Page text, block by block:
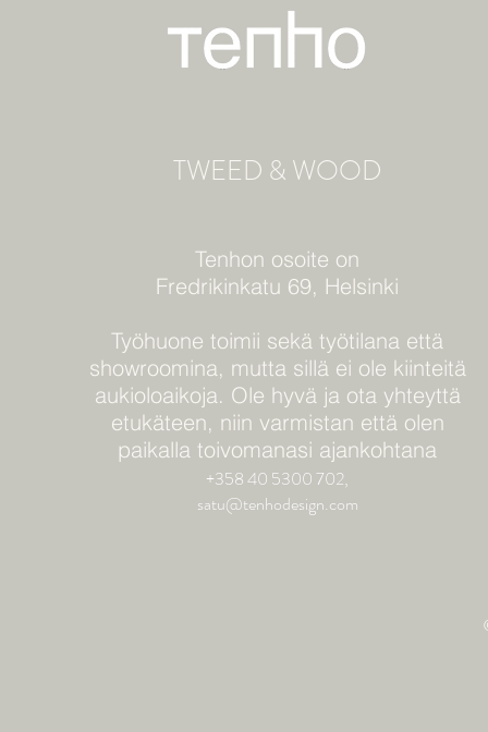
TWEED & WOOD
Tenhon osoite on
Fredrikinkatu 69, Helsinki
Työhuone toimii sekä työtilana että
showroomina, mutta sillä ei ole kiinteitä
aukioloaikoja. Ole hyvä ja ota yhteyttä
etukäteen, niin varmistan että olen
paikalla toivomanasi ajankohtana
+358 40 5300 702,
satu@tenhodesign.com